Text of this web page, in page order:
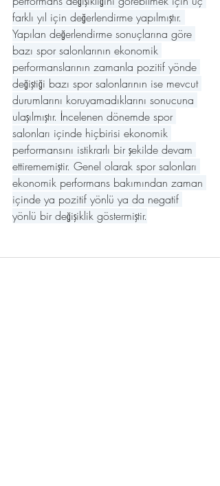
farklı yıl için değerlendirme yapılmıştır.
Yapılan değerlendirme sonuçlarına göre
bazı spor salonlarının ekonomik
performanslarının zamanla pozitif yönde
değiştiği bazı spor salonlarının ise mevcut
durumlarını koruyamadıklarını sonucuna
ulaşılmıştır. İncelenen dönemde spor
salonları içinde hiçbirisi ekonomik
performansını istikrarlı bir şekilde devam
ettirememiştir. Genel olarak spor salonları
ekonomik performans bakımından zaman
içinde ya pozitif yönlü ya da negatif
yönlü bir değişiklik göstermiştir.